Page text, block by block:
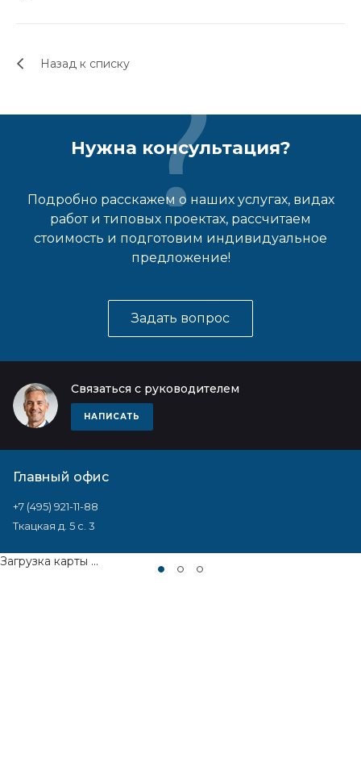
Назад к списку
Нужна консультация?
Подробно расскажем о наших услугах, видах
работ и типовых проектах, рассчитаем
стоимость и подготовим индивидуальное
предложение!
Задать вопрос
Связаться с руководителем
НАПИСАТЬ
Главный офис
+7 (495) 921-11-88
Ткацкая д. 5 с. 3
Загрузка карты ...